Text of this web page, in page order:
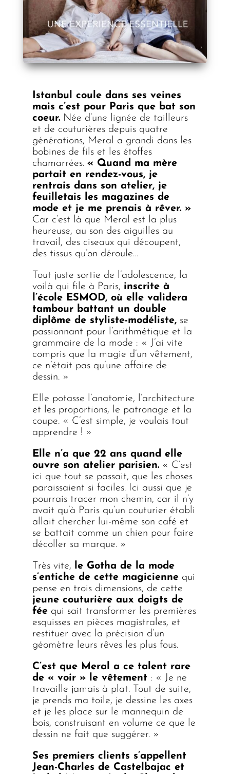
Istanbul coule dans ses veines
mais c’est pour Paris que bat son
coeur.Née d’une lignée de tailleurs
et de couturières depuis quatre
générations, Meral a grandi dans les
bobines de fils et les étoffes
chamarrées. « Quand ma mère
partait en rendez-vous, je
rentrais dans son atelier, je
feuilletais les magazines de
mode et je me prenais à rêver. »
Car c’est là que Meral est la plus
heureuse, au son des aiguilles au
travail, des ciseaux qui découpent,
des tissus qu’on déroule…
Tout juste sortie de l’adolescence, la
voilà qui file à Paris, inscrite à
l’école ESMOD, où elle validera
tambour battant un double
diplôme de styliste-modéliste,se
passionnant pour l’arithmétique et la
grammaire de la mode : « J’ai vite
compris que la magie d’un vêtement,
ce n’était pas qu’une affaire de
dessin. »
Elle potasse l’anatomie, l’architecture
et les proportions, le patronage et la
coupe. « C’est simple, je voulais tout
apprendre ! »
Elle n’a que 22 ans quand elle
ouvre son atelier parisien.« C’est
ici que tout se passait, que les choses
paraissaient si faciles. Ici aussi que je
pourrais tracer mon chemin, car il n’y
avait qu’à Paris qu’un couturier établi
allait chercher lui-même son café et
se battait comme un chien pour faire
décoller sa marque. »
Très vite, le Gotha de la mode
s’entiche de cette magiciennequi
pense en trois dimensions, de cette
jeune couturière aux doigts de
féequi sait transformer les premières
esquisses en pièces magistrales, et
restituer avec la précision d’un
géomètre leurs rêves les plus fous.
C’est que Meral a ce talent rare
de « voir » le vêtement: « Je ne
travaille jamais à plat. Tout de suite,
je prends ma toile, je dessine les axes
et je les place sur le mannequin de
bois, construisant en volume ce que le
dessin ne fait que suggérer. »
Ses premiers clients s’appellent
Jean-Charles de Castelbajac et